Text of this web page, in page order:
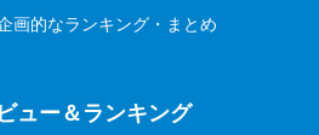
画的なランキング・まとめ
ュー＆ランキング